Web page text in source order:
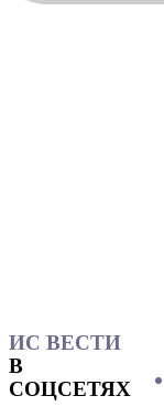
ИС ВЕСТИ
В
СОЦСЕТЯХ